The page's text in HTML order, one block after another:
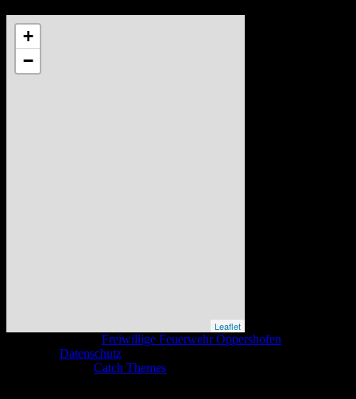
+
−
Leaflet
Freiwillige Feuerwehr Oppershofen
Datenschutz
Catch Themes